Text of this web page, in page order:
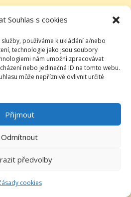
Souhlas s cookies
používáme k ukládání a/nebo
technologie jako jsou soubory
nám umožní zpracovávat
nebo jedinečná ID na tomto webu.
může nepříznivě ovlivnit určité
Přijmout
Odmítnout
předvolby
cookies